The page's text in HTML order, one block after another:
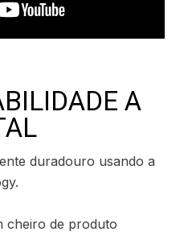
A
duradouro usando a
cheiro de produto